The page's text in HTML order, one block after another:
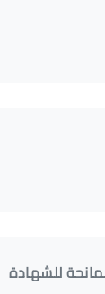
للشهادة